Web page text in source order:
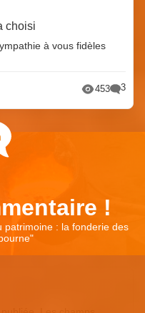
choisi
à vous fidèles
453 3
!
patrimoine : la fonderie des
"